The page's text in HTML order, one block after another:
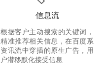
信息流
根据客户主动搜索的关键词，
精准推荐相关信息，在百度系
资讯流中穿插的原生广告，用
户潜移默化接受信息